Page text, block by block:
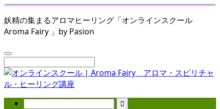
妖精の集まるアロマヒーリング「オンラインスクール
Aroma Fairy 」by Pasion